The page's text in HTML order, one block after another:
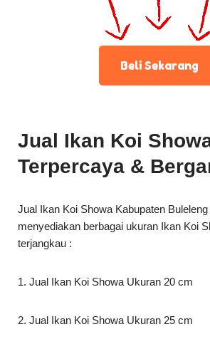
Beli Sekarang
Jual Ikan Koi
Terpercaya &
Jual Ikan Koi Showa Kabupaten
menyediakan berbagai ukuran Ikan Koi
terjangkau :
1. Jual Ikan Koi Showa Ukuran 20 cm
2. Jual Ikan Koi Showa Ukuran 25 cm